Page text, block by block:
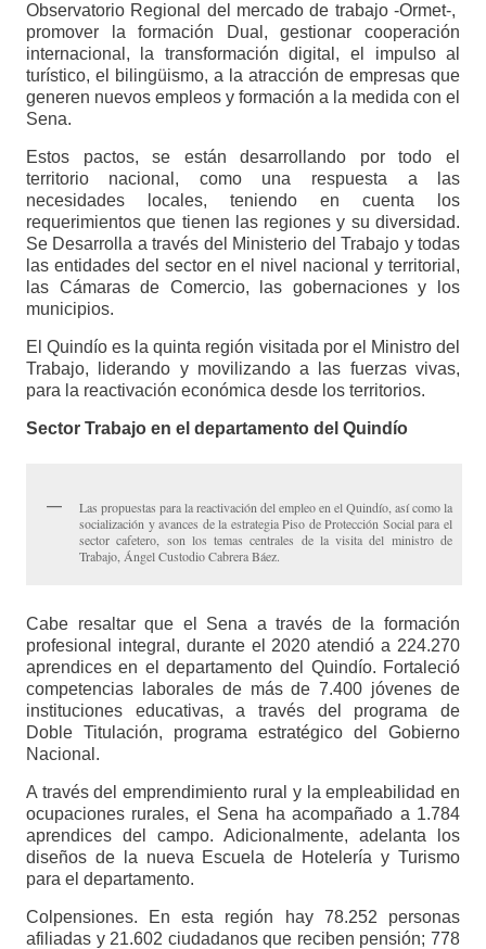
Observatorio Regional del mercado de trabajo -Ormet-,
promover la formación Dual, gestionar cooperación
internacional, la transformación digital, el impulso al
turístico, el bilingüismo, a la atracción de empresas que
generen nuevos empleos y formación a la medida con el
Sena.
Estos pactos, se están desarrollando por todo el
territorio nacional, como una respuesta a las
necesidades locales, teniendo en cuenta los
requerimientos que tienen las regiones y su diversidad.
Se Desarrolla a través del Ministerio del Trabajo y todas
las entidades del sector en el nivel nacional y territorial,
las Cámaras de Comercio, las gobernaciones y los
municipios.
El Quindío es la quinta región visitada por el Ministro del
Trabajo, liderando y movilizando a las fuerzas vivas,
para la reactivación económica desde los territorios.
Sector Trabajo en el departamento del Quindío
Las propuestas para la reactivación del empleo en el Quindío, así como la
socialización y avances de la estrategia Piso de Protección Social para el
sector cafetero, son los temas centrales de la visita del ministro de
Trabajo, Ángel Custodio Cabrera Báez.
Cabe resaltar que el Sena a través de la formación
profesional integral, durante el 2020 atendió a 224.270
aprendices en el departamento del Quindío. Fortaleció
competencias laborales de más de 7.400 jóvenes de
instituciones educativas, a través del programa de
Doble Titulación, programa estratégico del Gobierno
Nacional.
A través del emprendimiento rural y la empleabilidad en
ocupaciones rurales, el Sena ha acompañado a 1.784
aprendices del campo. Adicionalmente, adelanta los
diseños de la nueva Escuela de Hotelería y Turismo
para el departamento.
Colpensiones. En esta región hay 78.252 personas
afiliadas y 21.602 ciudadanos que reciben pensión; 778